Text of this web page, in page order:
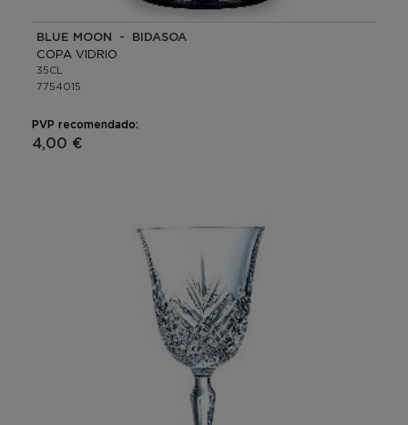
BLUE MOON - BIDASOA
COPA VIDRIO
35CL
7754015
PVP recomendado:
4,00 €